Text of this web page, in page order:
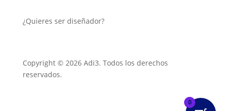
¿Quieres ser diseñador?
Copyright © 2026 Adi3. Todos los derechos
reservados.
0